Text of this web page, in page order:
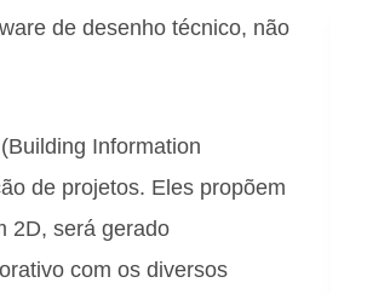
de desenho técnico, não
Information
de projetos. Eles propõem
2D, será gerado
com os diversos